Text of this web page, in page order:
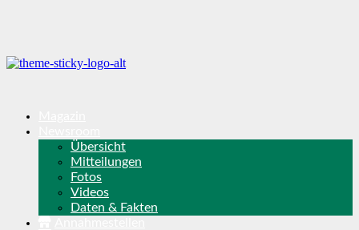
Übersicht
Mitteilungen
Fotos
Videos
Daten & Fakten